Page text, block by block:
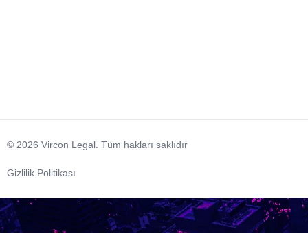
© 2026 Vircon Legal. Tüm hakları saklıdır
Gizlilik Politikası